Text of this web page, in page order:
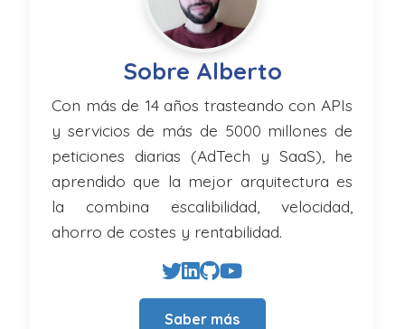
Sobre Alberto
Con más de 14 años trasteando con APIs
y servicios de más de 5000 millones de
peticiones diarias (AdTech y SaaS), he
aprendido que la mejor arquitectura es
la combina escalibilidad, velocidad,
ahorro de costes y rentabilidad.
Saber más